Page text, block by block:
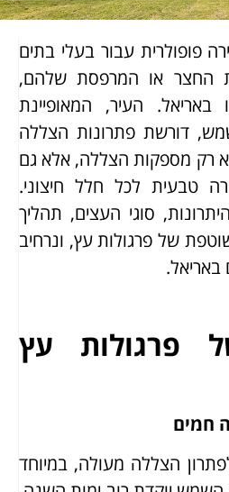
פופולרית עבור בעלי בתים
החצר או המרפסת שלהם,
באריאל. העיר, המאופיינת
דורשת פתרונות הצללה
לא רק מספקות הצללה, אלא גם
טבעית לכל חלל חיצוני.
סוגי העצים, תהליך
של פרגולות עץ, ונרחיב
באריאל.
פרגולות עץ
חמים
הצללה מעולה, במיוחד